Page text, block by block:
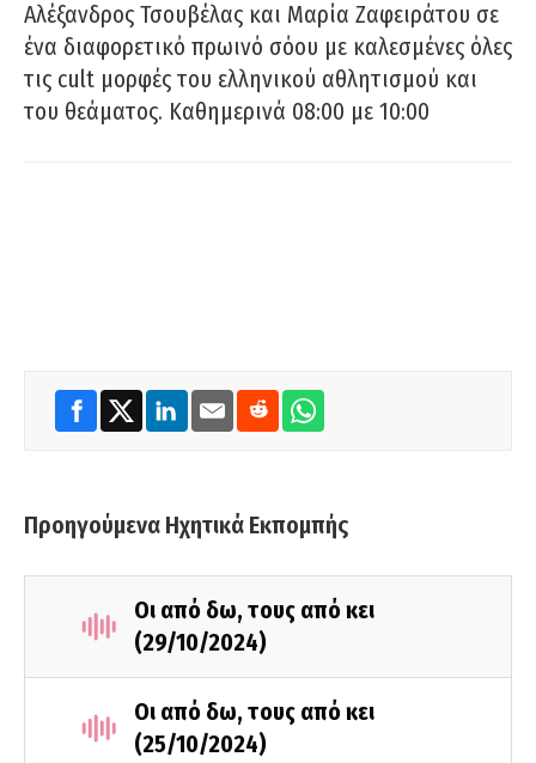
Αλέξανδρος Τσουβέλας και Μαρία Ζαφειράτου σε
ένα διαφορετικό πρωινό σόου με καλεσμένες όλες
τις cult μορφές του ελληνικού αθλητισμού και
του θεάματος. Καθημερινά 08:00 με 10:00
Προηγούμενα Ηχητικά Εκπομπής
Οι από δω, τους από κει
(29/10/2024)
Οι από δω, τους από κει
(25/10/2024)